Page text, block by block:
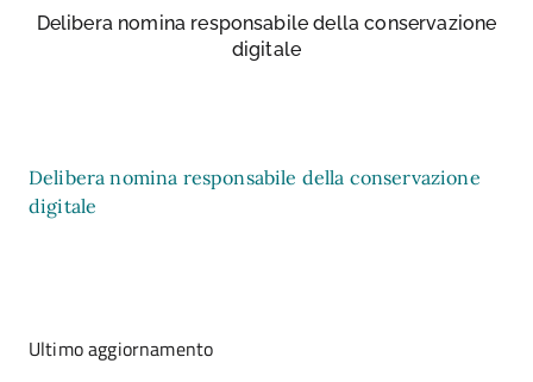
Delibera nomina responsabile della conservazione
digitale
Delibera nomina responsabile della conservazione
digitale
Ultimo aggiornamento